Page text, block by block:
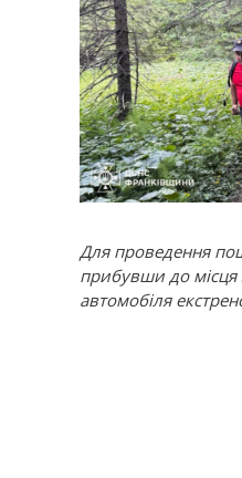
Для проведення
прибувши до місця
автомобіля